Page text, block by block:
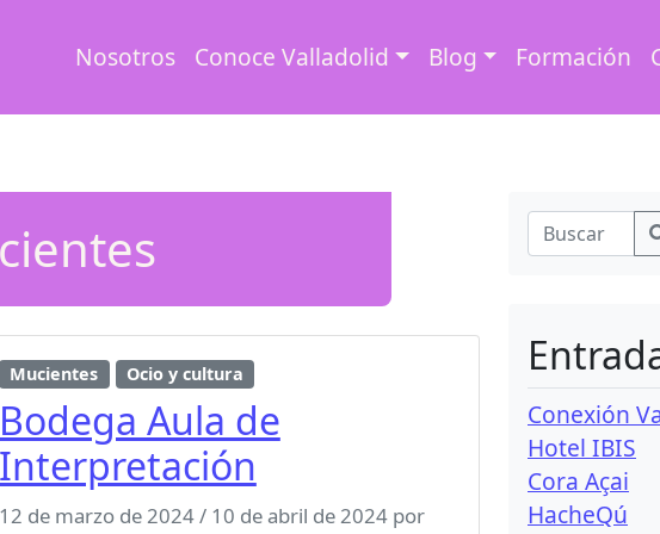
Nosotros Conoce Valladolid Blog Formación
Mucientes Ocio y cultura
Aula de
de marzo de 2024/ 10 de abril de 2024por
Conexión
Hotel IBIS
Cora Açai
HacheQú